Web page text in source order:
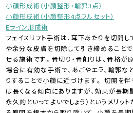
小顔形成術（小顔整形・輪郭3点）
小顔形成術（小顔整形4点フルセット）
Eライン形成術
フェイスリフト手術は、耳下あたりを切開し
や余分な皮膚を切除して引き締めることで
せる施術です。骨切り・骨削りは、骨格が
場合に有効な手術で、あごやエラ、輪郭な
りすることで小顔に近づけます。 切開を伴
は長くなる傾向にありますが、効果が長期
永久的といってよいでしょう）というメリッ